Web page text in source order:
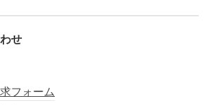
せ
フォーム